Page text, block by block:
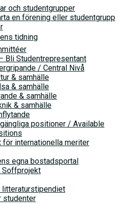
och studentgrupper
en förening eller studentgrupp
tidning
Bli Studentrepresentant
/ Central Nivå
& samhälle
& samhälle
& samhälle
& samhälle
positioner / Available
för internationella meriter
egna bostadsportal
Soffprojekt
litteraturstipendiet
studenter